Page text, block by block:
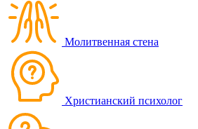
Молитвенная стена
Христианский психолог